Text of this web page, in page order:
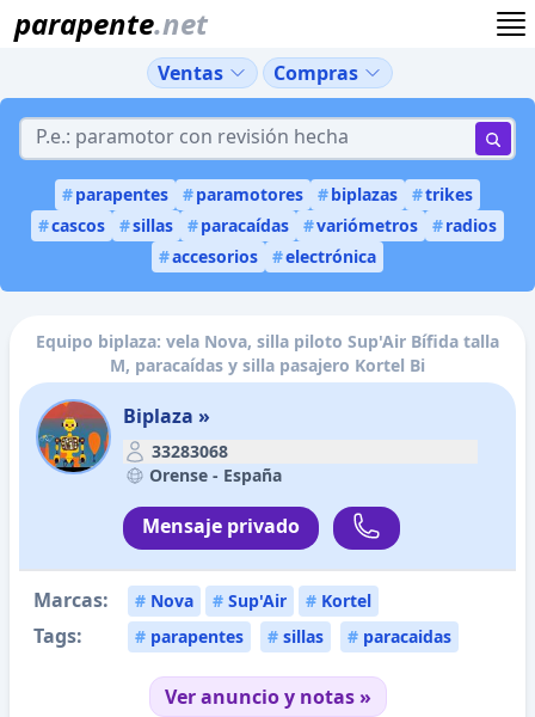
parapente.net
Ventas Compras
#parapentes #paramotores #biplazas #trikes
#cascos #sillas #paracaídas #variómetros #radios
#accesorios #electrónica
Equipo biplaza: vela Nova, silla piloto Sup'Air Bífida talla
M, paracaídas y silla pasajero Kortel Bi
Biplaza »
33283068
Orense - España
Mensaje privado
Marcas: # Nova # Sup'Air # Kortel
Tags: # parapentes # sillas # paracaidas
Ver anuncio y notas »